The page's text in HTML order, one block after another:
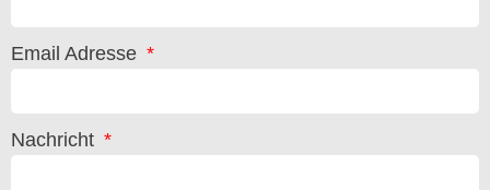
Email Adresse
Nachricht